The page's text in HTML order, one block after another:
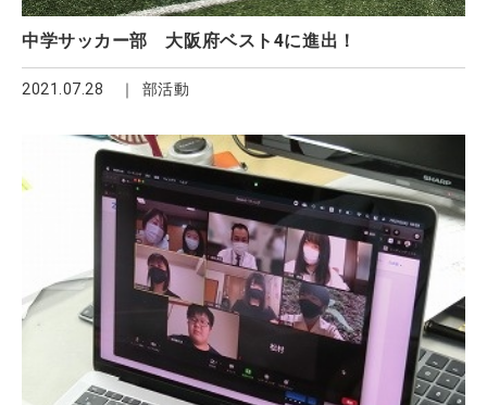
中学サッカー部 大阪府ベスト4に進出！
2021.07.28 部活動